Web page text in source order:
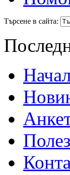
Търсене в сайта: